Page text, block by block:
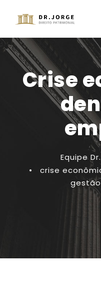
Crise
Equipe
•
crise